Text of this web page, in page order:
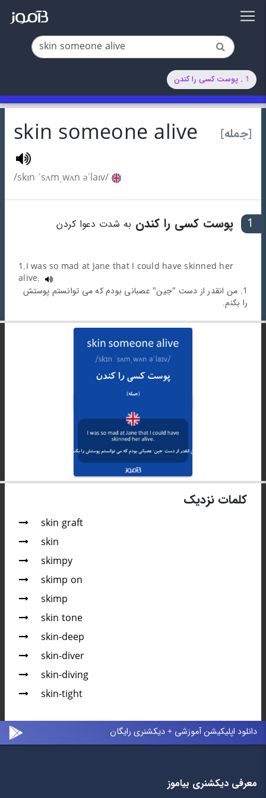
1 . پوست کسی را کندن
[جمله] skin someone alive
/skɪn ˈsʌmˌwʌn əˈlaɪv/
1 پوست کسی را کندن به شدت دعوا کردن
1.I was so mad at Jane that I could have skinned her
alive.
1. من انقدر از دست "جین" عصبانی بودم که می توانستم پوستش
را بکنم.
کلمات نزدیک
skin graft
skin
skimpy
skimp on
skimp
skin tone
skin-deep
skin-diver
skin-diving
skin-tight
دانلود اپلیکیشن آموزشی + دیکشنری رایگان
معرفی دیکشنری بیاموز